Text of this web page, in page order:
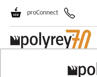
proConnect